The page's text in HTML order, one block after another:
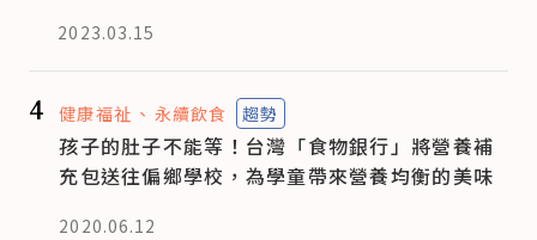
2023.03.15
4 健康福祉 永續飲食 趨勢
孩子的肚子不能等！台灣「食物銀行」將營養補
充包送往偏鄉學校，為學童帶來營養均衡的美味
2020.06.12